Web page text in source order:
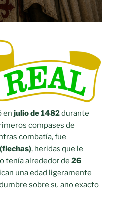
en julio de 1482durante
compases de
combatía, fue
, heridas que le
tenía alrededor de 26
una edad ligeramente
sobre su año exacto